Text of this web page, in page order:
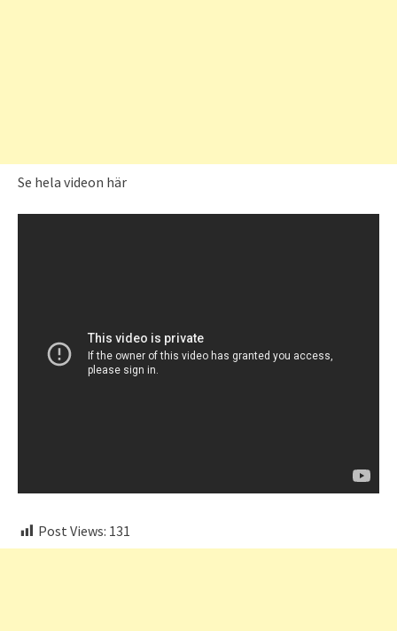
Se hela videon här
Post Views: 131